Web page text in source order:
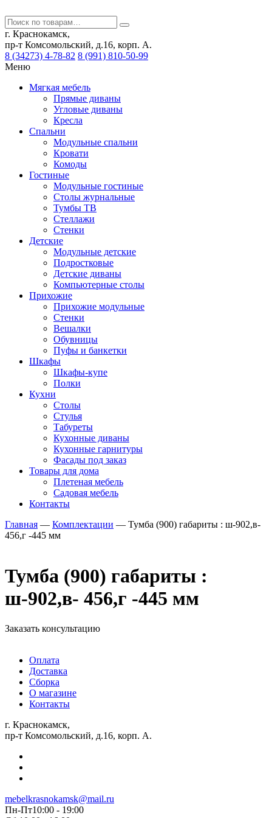
г. Краснокамск,
пр-т Комсомольский, д.16, корп. А.
8 (34273) 4-78-82 8 (991) 810-50-99
Меню
Мягкая мебель
Прямые диваны
Угловые диваны
Кресла
Спальни
Модульные спальни
Кровати
Комоды
Гостиные
Модульные гостиные
Столы журнальные
Тумбы ТВ
Стеллажи
Стенки
Детские
Модульные детские
Подростковые
Детские диваны
Компьютерные столы
Прихожие
Прихожие модульные
Стенки
Вешалки
Обувницы
Пуфы и банкетки
Шкафы
Шкафы-купе
Полки
Кухни
Столы
Стулья
Табуреты
Кухонные диваны
Кухонные гарнитуры
Фасады под заказ
Товары для дома
Плетеная мебель
Садовая мебель
Контакты
Главная — Комплектации — Тумба (900) габариты : ш-902,в-
456,г -445 мм
Тумба (900) габариты :
ш-902,в- 456,г -445 мм
Заказать консультацию
Оплата
Доставка
Сборка
О магазине
Контакты
г. Краснокамск,
пр-т Комсомольский, д.16, корп. А.
mebelkrasnokamsk@mail.ru
Пн-Пт10:00 - 19:00